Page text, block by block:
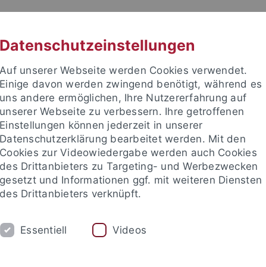
UND FITNESSHALLE
Exkursionen
Datenschutzeinstellungen
Auf unserer Webseite werden Cookies verwendet.
Einige davon werden zwingend benötigt, während es
uns andere ermöglichen, Ihre Nutzererfahrung auf
unserer Webseite zu verbessern. Ihre getroffenen
Einstellungen können jederzeit in unserer
Datenschutzerklärung bearbeitet werden. Mit den
Cookies zur Videowiedergabe werden auch Cookies
des Drittanbieters zu Targeting- und Werbezwecken
gesetzt und Informationen ggf. mit weiteren Diensten
des Drittanbieters verknüpft.
Essentiell Videos